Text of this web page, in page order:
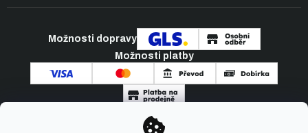
PODMÍNKY AKCÍ
NEJČASTĚJŠÍ OTÁZKY
ČLÁNKY A NOVINKY
KONTAKT
Možnosti dopravy
Možnosti platby